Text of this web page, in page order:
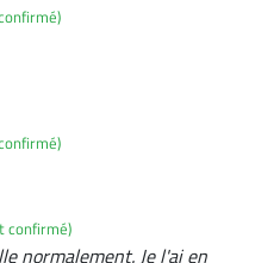
confirmé)
normalement. Je l'ai en